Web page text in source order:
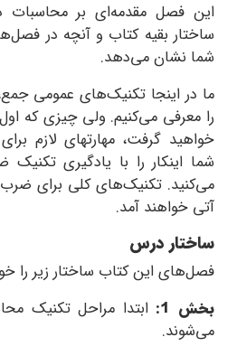
این فصل مقدمه‌ای بر
ساختار بقیه کتاب و آنچه در
شما نشان می‌دهد.
ما در اینجا تکنیک‌های عمومی
را معرفی می‌کنیم. ولی چیزی که
خواهید گرفت، مهارتهای لازم
شما اینکار را با یادگیری تکنیک
می‌کنید. تکنیک‌های کلی برای
آتی خواهند آمد.
ساختار درس
فصل‌های این کتاب ساختار زیر را
بخش 1:
ابتدا مراحل تکنیک
می‌شوند.